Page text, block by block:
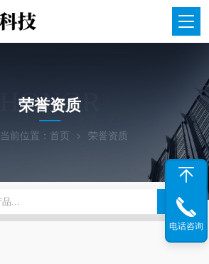
HONOR
荣誉资质
当前位置： 首页 荣誉资质
电话咨询